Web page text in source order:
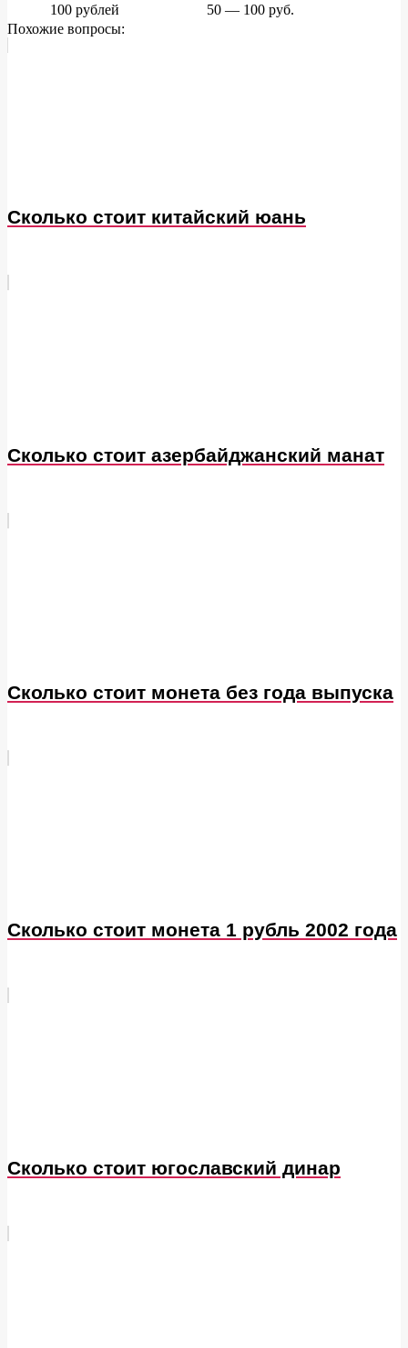
100 рублей
50 — 100 руб.
Похожие вопросы:
Сколько стоит китайский юань
Сколько стоит азербайджанский манат
Сколько стоит монета без года выпуска
Сколько стоит монета 1 рубль 2002 года
Сколько стоит югославский динар